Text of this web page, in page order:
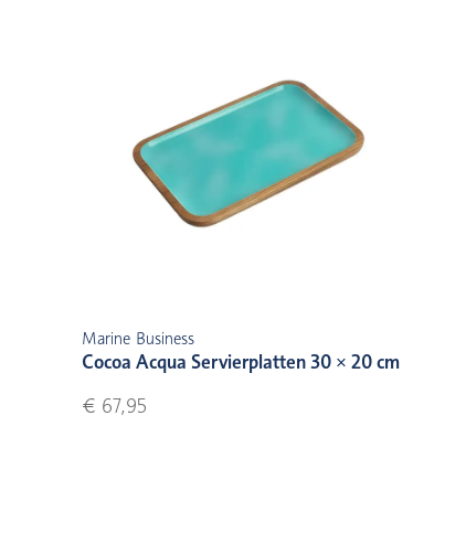
Marine Business
Cocoa Acqua Servierplatten 30 × 20 cm
€ 67,95